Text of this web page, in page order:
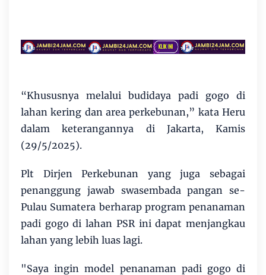
“Khususnya melalui budidaya padi gogo di
lahan kering dan area perkebunan,” kata Heru
dalam keterangannya di Jakarta, Kamis
(29/5/2025).
Plt Dirjen Perkebunan yang juga sebagai
penanggung jawab swasembada pangan se-
Pulau Sumatera berharap program penanaman
padi gogo di lahan PSR ini dapat menjangkau
lahan yang lebih luas lagi.
"Saya ingin model penanaman padi gogo di